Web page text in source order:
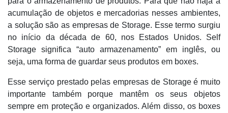
acumulação de objetos e mercadorias nesses ambientes,
a solução são as empresas de Storage. Esse termo surgiu
no início da década de 60, nos Estados Unidos. Self
Storage significa “auto armazenamento” em inglês, ou
seja, uma forma de guardar seus produtos em boxes.
Esse serviço prestado pelas empresas de Storage é muito
importante também porque mantêm os seus objetos
sempre em proteção e organizados. Além disso, os boxes